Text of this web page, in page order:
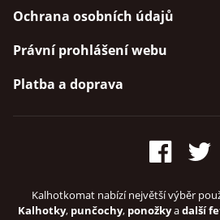
Ochrana osobních údajů
Právní prohlášení webu
Platba a doprava
Kalhotkomat nabízí největší výběr
Kalhotky, punčochy, ponožkyadalší